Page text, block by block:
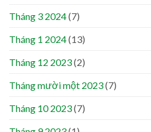
Tháng 3 2024(7)
Tháng 1 2024(13)
Tháng 12 2023(2)
Tháng mười một 2023(7)
Tháng 10 2023(7)